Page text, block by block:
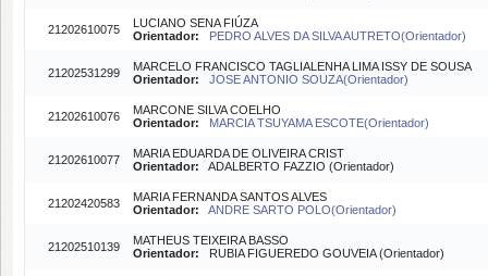
21202610075
LUCIANO SENA FIÚZA
Orientador:
PEDRO ALVES DA SILVA AUTRETO(Orientador)
21202531299
MARCELO FRANCISCO TAGLIALENHA LIMA ISSY DE SOUSA
Orientador:
JOSE ANTONIO SOUZA(Orientador)
21202610076
MARCONE SILVA COELHO
Orientador:
MARCIA TSUYAMA ESCOTE(Orientador)
21202610077
MARIA EDUARDA DE OLIVEIRA CRIST
Orientador: ADALBERTO FAZZIO (Orientador)
21202420583
MARIA FERNANDA SANTOS ALVES
Orientador:
ANDRE SARTO POLO(Orientador)
21202510139
MATHEUS TEIXEIRA BASSO
Orientador: RUBIA FIGUEREDO GOUVEIA (Orientador)